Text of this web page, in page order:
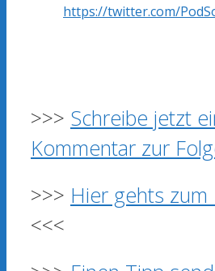
https://twitter.com/
>>> Schreibe jetzt
Kommentar zur
>>> Hier gehts
<<<